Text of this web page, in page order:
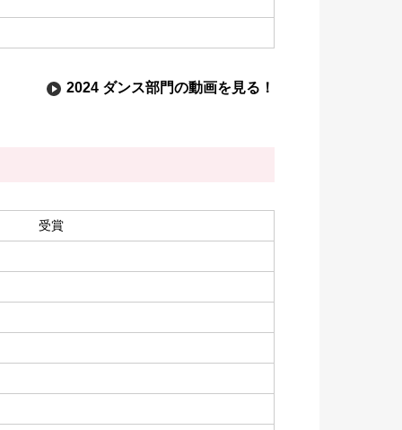
2024 ダンス部門の動画を見る！
受賞